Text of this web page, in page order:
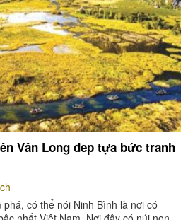
Vân Long đep tựa bức tranh
có thể nói Ninh Bình là nơi có